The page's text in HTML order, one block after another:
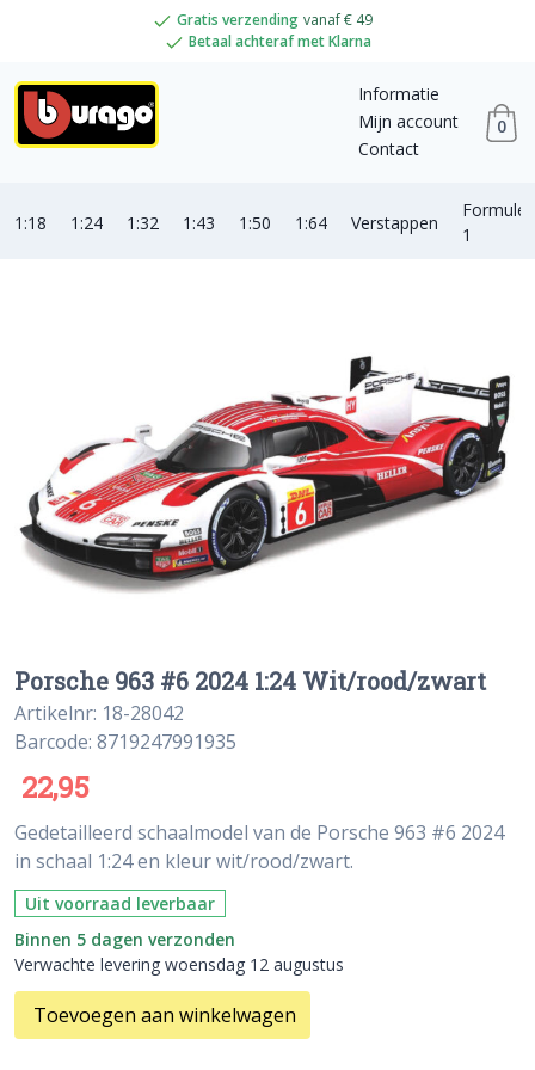
Gratis verzending vanaf € 49
Betaal achteraf met Klarna
Informatie
Mijn account
Contact
0
1:18 1:24 1:32 1:43 1:50 1:64 Verstappen
Formule
1
Porsche 963 #6 2024 1:24 Wit/rood/zwart
Artikelnr: 18-28042
Barcode: 8719247991935
22,95
Gedetailleerd schaalmodel van de Porsche 963 #6 2024
in schaal 1:24 en kleur wit/rood/zwart.
Uit voorraad leverbaar
Binnen 5 dagen verzonden
Verwachte levering woensdag 12 augustus
Toevoegen aan winkelwagen